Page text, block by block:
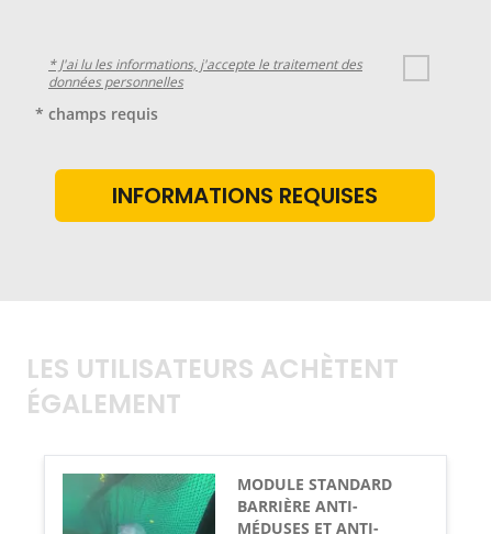
* J'ai lu les informations, j'accepte le traitement des
données personnelles
* champs requis
LES UTILISATEURS ACHÈTENT
ÉGALEMENT
MODULE STANDARD
BARRIÈRE ANTI-
MÉDUSES ET ANTI-